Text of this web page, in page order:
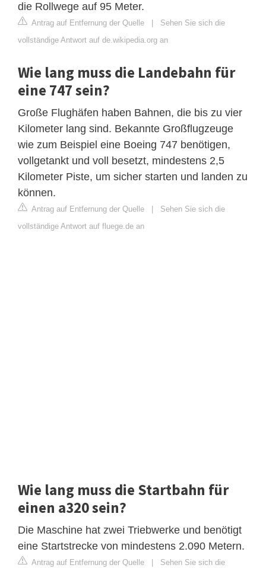
die Rollwege auf 95 Meter.
Antrag auf Entfernung der Quelle
Sehen Sie sich die
vollständige Antwort auf de.wikipedia.org an
Wie lang muss die Landebahn für
eine 747 sein?
Große Flughäfen haben Bahnen, die bis zu vier
Kilometer lang sind. Bekannte Großflugzeuge
wie zum Beispiel eine Boeing 747 benötigen,
vollgetankt und voll besetzt, mindestens 2,5
Kilometer Piste, um sicher starten und landen zu
können.
Antrag auf Entfernung der Quelle
Sehen Sie sich die
vollständige Antwort auf fluege.de an
Wie lang muss die Startbahn für
einen a320 sein?
Die Maschine hat zwei Triebwerke und benötigt
eine Startstrecke von mindestens 2.090 Metern.
Antrag auf Entfernung der Quelle
Sehen Sie sich die